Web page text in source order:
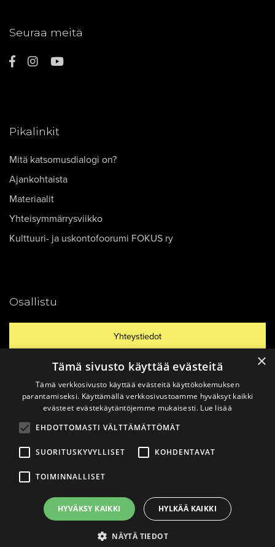
Seuraa meitä
Pikalinkit
Mitä katsomusdialogi on?
Ajankohtaista
Materiaalit
Yhteisymmärrysviikko
Kulttuuri- ja uskontofoorumi FOKUS ry
Osallistu
Yhteystiedot
© 2026Katsomusdialogi.Made with ❤ byAvoin.Systems
Tietosuojaseloste
×
Tämä sivusto käyttää evästeitä
Tämä verkkosivusto käyttää evästeitä käyttökokemuksen
parantamiseksi. Käyttämällä verkkosivustoamme hyväksyt kaikki
evästeet evästekäytäntöjemme mukaisesti. Lue lisää
EHDOTTOMASTI VÄLTTÄMÄTTÖMÄT
SUORITUSKYVYLLISET KOHDENTAVAT
TOIMINNALLISET
HYVÄKSY KAIKKI HYLKÄÄ KAIKKI
NÄYTÄ TIEDOT